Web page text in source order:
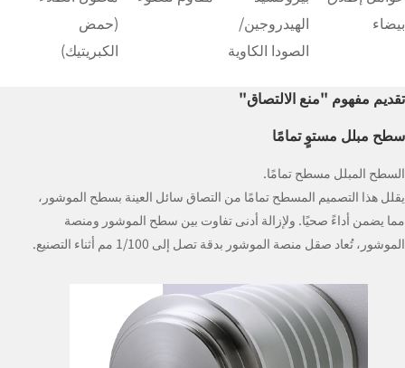
بيضاء
الهيدروجين/
الصودا الكاوية
(حمض
الكبريتيك)
تقديم مفهوم "منع الالتصاق"
سطح مبلل مستوٍ تمامًا
السطح المبلل مسطح تمامًا.
يقلل هذا التصميم المسطح تمامًا من التصاق سائل العينة بسطح الموشور،
مما يضمن أداءً صحيًا. ولإزالة أدنى تفاوت بين سطح الموشور ومنصة
الموشور، تُعاد صقل منصة الموشور بدقة تصل إلى 1/100 مم أثناء التصنيع.